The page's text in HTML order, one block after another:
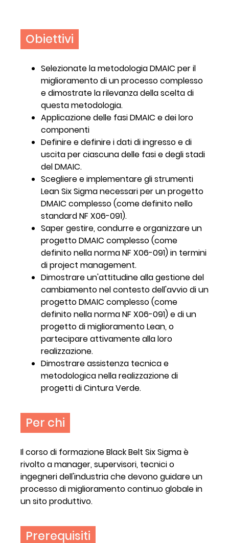
Obiettivi
Selezionate la metodologia DMAIC per il
miglioramento di un processo complesso
e dimostrate la rilevanza della scelta di
questa metodologia.
Applicazione delle fasi DMAIC e dei loro
componenti
Definire e definire i dati di ingresso e di
uscita per ciascuna delle fasi e degli stadi
del DMAIC.
Scegliere e implementare gli strumenti
Lean Six Sigma necessari per un progetto
DMAIC complesso (come definito nello
standard NF X06-091).
Saper gestire, condurre e organizzare un
progetto DMAIC complesso (come
definito nella norma NF X06-091) in termini
di project management.
Dimostrare un'attitudine alla gestione del
cambiamento nel contesto dell'avvio di un
progetto DMAIC complesso (come
definito nella norma NF X06-091) e di un
progetto di miglioramento Lean, o
partecipare attivamente alla loro
realizzazione.
Dimostrare assistenza tecnica e
metodologica nella realizzazione di
progetti di Cintura Verde.
Per chi
Il corso di formazione Black Belt Six Sigma è
rivolto a manager, supervisori, tecnici o
ingegneri dell'industria che devono guidare un
processo di miglioramento continuo globale in
un sito produttivo.
Prerequisiti